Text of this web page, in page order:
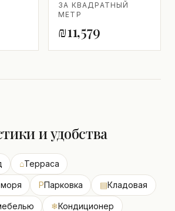
ЗА КВАДРАТНЫЙ
МЕТР
₪11,579
и удобства
⌂Терраса
PПарковка ▤Кладовая
❄Кондиционер